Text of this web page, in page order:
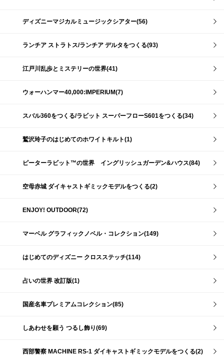
ディズニーマジカルミュージックシアター(56)
ランチア ストラトス/ランチア デルタをつくる(93)
江戸川乱歩とミステリーの世界(41)
ウォーハンマー40,000:IMPERIUM(7)
スバル360をつくる/ラビット スーパーフローS601をつくる(34)
鷲沢玲子のはじめてのホワイトキルト(1)
ピーターラビット™の世界 イングリッシュガーデン&ハウス(84)
空母赤城 ダイキャストギミックモデルをつくる(2)
ENJOY! OUTDOOR(72)
マーベル グラフィックノベル・コレクション(149)
はじめてのディズニー クロスステッチ(114)
占いの世界 改訂版(1)
国産名車プレミアムコレクション(85)
しあわせを願う つるし飾り(69)
西部警察 MACHINE RS-1 ダイキャストギミックモデルをつくる(2)